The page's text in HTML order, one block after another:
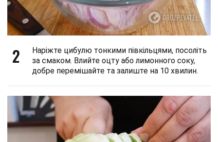
2
Наріжте цибулю тонкими півкільцями, посоліть
за смаком. Влийте оцту або лимонного соку,
добре перемішайте та залиште на 10 хвилин.